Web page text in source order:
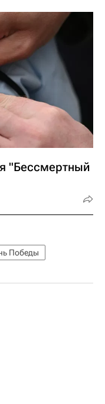
"Бессмертный
Победы